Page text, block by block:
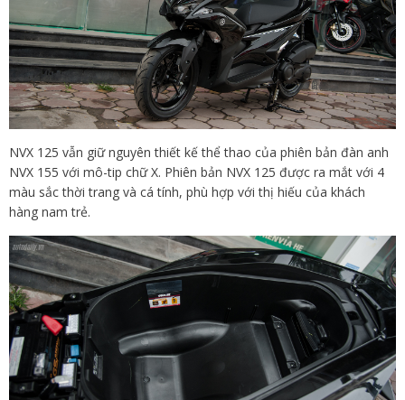
NVX 125 vẫn giữ nguyên thiết kế thể thao của phiên bản đàn anh
NVX 155 với mô-tip chữ X. Phiên bản NVX 125 được ra mắt với 4
màu sắc thời trang và cá tính, phù hợp với thị hiếu của khách
hàng nam trẻ.